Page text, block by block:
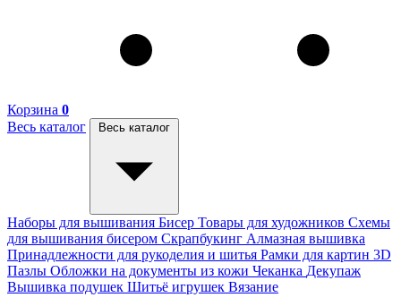
Корзина 0
Весь каталог
Весь каталог
Наборы для вышивания Бисер Товары для художников Схемы
для вышивания бисером Скрапбукинг Алмазная вышивка
Принадлежности для рукоделия и шитья Рамки для картин 3D
Пазлы Обложки на документы из кожи Чеканка Декупаж
Вышивка подушек Шитьё игрушек Вязание